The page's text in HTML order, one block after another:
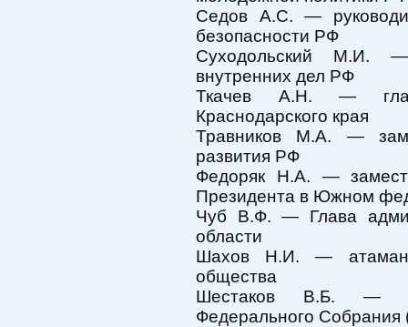
Седов А.С. —
безопасности РФ
Суходольский М.И. —
внутренних дел РФ
Ткачев А.Н. —
Краснодарского края
Травников М.А. —
развития РФ
Федоряк Н.А. —
Президента в Южном
Чуб В.Ф. — Глава
области
Шахов Н.И. — атаман
общества
Шестаков В.Б. —
Федерального Собрания